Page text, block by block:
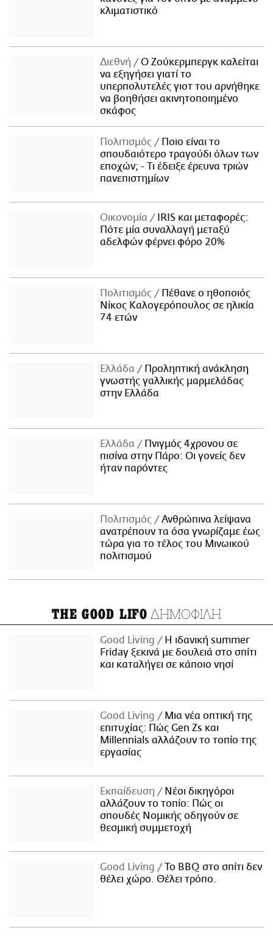
κλιματιστικό
Διεθνή
Ο Ζούκερμπεργκ καλείται
να εξηγήσει γιατί το
υπερπολυτελές γιοτ του αρνήθηκε
να βοηθήσει ακινητοποιημένο
σκάφος
Πολιτισμός
Ποιο είναι το
σπουδαιότερο τραγούδι όλων των
εποχών; - Τι έδειξε έρευνα τριών
πανεπιστημίων
Οικονομία
IRIS και μεταφορές:
Πότε μία συναλλαγή μεταξύ
αδελφών φέρνει φόρο 20%
Πολιτισμός
Πέθανε ο ηθοποιός
Νίκος Καλογερόπουλος σε ηλικία
74 ετών
Ελλάδα
Προληπτική ανάκληση
γνωστής γαλλικής μαρμελάδας
στην Ελλάδα
Ελλάδα
Πνιγμός 4χρονου σε
πισίνα στην Πάρο: Οι γονείς δεν
ήταν παρόντες
Πολιτισμός
Ανθρώπινα λείψανα
ανατρέπουν τα όσα γνωρίζαμε έως
τώρα για το τέλος του Μινωικού
πολιτισμού
THE GOOD LIFO ΔΗΜΟΦΙΛΗ
Good Living
Η ιδανική summer
Friday ξεκινά με δουλειά στο σπίτι
και καταλήγει σε κάποιο νησί
Good Living
Μια νέα οπτική της
επιτυχίας: Πώς Gen Zs και
Millennials αλλάζουν το τοπίο της
εργασίας
Εκπαίδευση
Νέοι δικηγόροι
αλλάζουν το τοπίο: Πώς οι
σπουδές Νομικής οδηγούν σε
θεσμική συμμετοχή
Good Living
Το BBQ στο σπίτι δεν
θέλει χώρο. Θέλει τρόπο.